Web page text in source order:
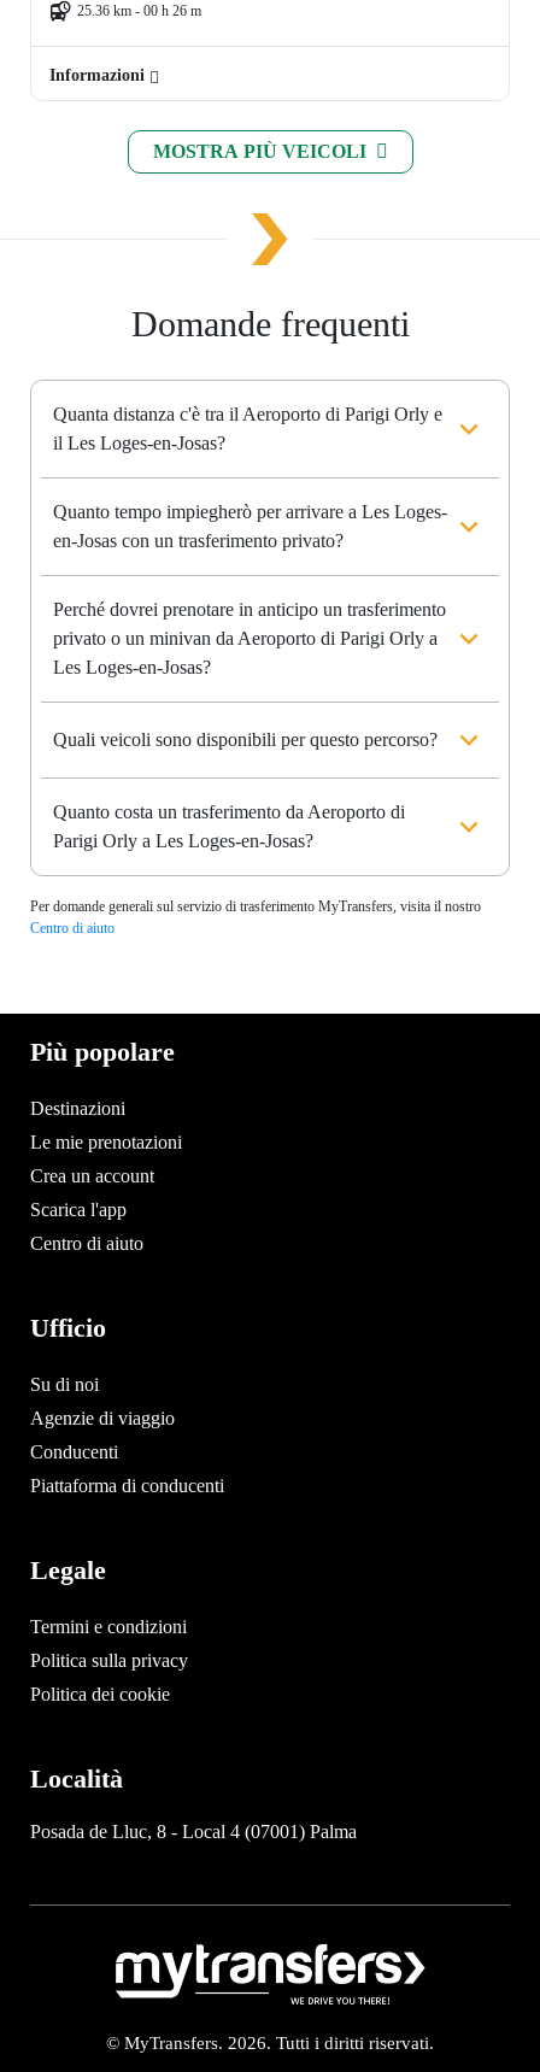
25.36 km - 00 h 26 m
Informazioni
MOSTRA PIÙ VEICOLI
Domande frequenti
Quanta distanza c'è tra il Aeroporto di Parigi Orly e
il Les Loges-en-Josas?
Quanto tempo impiegherò per arrivare a Les Loges-
en-Josas con un trasferimento privato?
Perché dovrei prenotare in anticipo un trasferimento
privato o un minivan da Aeroporto di Parigi Orly a
Les Loges-en-Josas?
Quali veicoli sono disponibili per questo percorso?
Quanto costa un trasferimento da Aeroporto di
Parigi Orly a Les Loges-en-Josas?
Per domande generali sul servizio di trasferimento MyTransfers, visita il nostro
Centro di aiuto
Più popolare
Destinazioni
Le mie prenotazioni
Crea un account
Scarica l'app
Centro di aiuto
Ufficio
Su di noi
Agenzie di viaggio
Conducenti
Piattaforma di conducenti
Legale
Termini e condizioni
Politica sulla privacy
Politica dei cookie
Località
Posada de Lluc, 8 - Local 4 (07001) Palma
© MyTransfers. 2026. Tutti i diritti riservati.